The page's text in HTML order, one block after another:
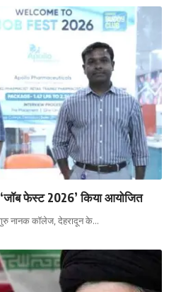
फेस्ट 2026’ किया आयोजित
नानक कॉलेज, देहरादून के…